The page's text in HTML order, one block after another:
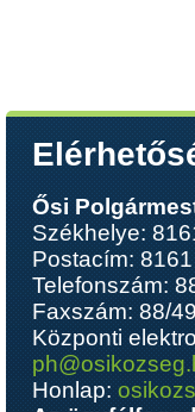
Ősi
Székhelye:
Postacím:
Telefonszám:
Faxszám: 88/
Központi
Honlap: